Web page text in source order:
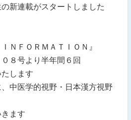
新連載がスタートしました
ＮＦＯＲＭＡＴＩＯＮ』
号より半年間６回
します
中医学的視野・日本漢方視野
ます